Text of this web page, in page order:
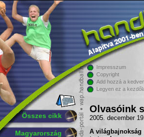
Összes cikk
Magyarország
Impresszum
Copyright
Add hozzá a
Legyen ez a
Olvasóink
2005. december
A világbajnokság